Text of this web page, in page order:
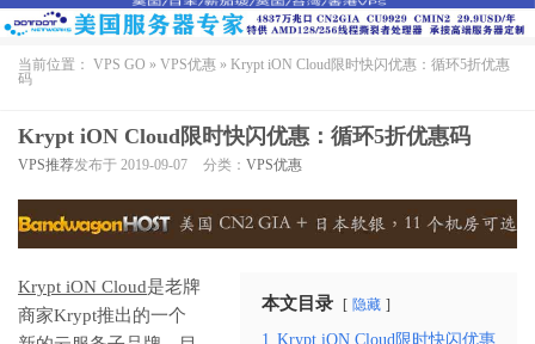
当前位置： VPS GO » VPS优惠 » Krypt iON Cloud限时快闪优惠：循环5折优惠
码
Krypt iON Cloud限时快闪优惠：循环5折优惠码
VPS推荐发布于 2019-09-07 分类： VPS优惠
本文目录 隐藏
1 Krypt iON Cloud限时快闪优惠
Krypt iON Cloud是老牌
商家Krypt推出的一个